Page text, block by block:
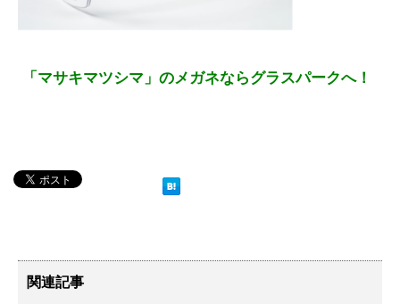
「マサキマツシマ」のメガネならグラスパークへ！
関連記事